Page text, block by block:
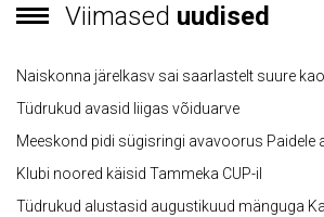
Viimased uudised
Naiskonna järelkasv sai saarlastelt suure
Tüdrukud avasid liigas võiduarve
Meeskond pidi sügisringi avavoorus Paidele
Klubi noored käisid Tammeka CUP-il
Tüdrukud alustasid augustikuud mänguga